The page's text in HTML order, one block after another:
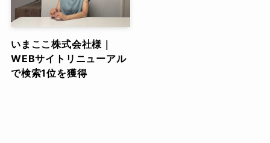
いまここ株式会社様｜
WEBサイトリニューアル
で検索1位を獲得